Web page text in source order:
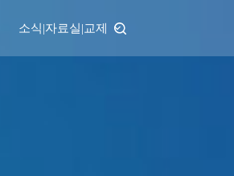
소식|자료실|교제